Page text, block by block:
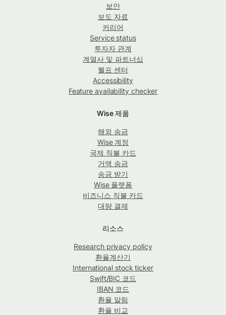
보안
보도 자료
커리어
Service status
투자자 관계
계열사 및 파트너십
헬프 센터
Accessibility
Feature availability checker
Wise 제품
해외 송금
Wise 계정
국제 직불 카드
거액 송금
송금 받기
Wise 플랫폼
비즈니스 직불 카드
대량 결제
리소스
Research privacy policy
환율계산기
International stock ticker
Swift/BIC 코드
IBAN 코드
환율 알림
환율 비교